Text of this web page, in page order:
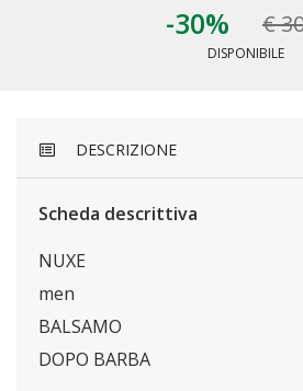
-30% €
DISPONIBILE
DESCRIZIONE
Scheda descrittiva
NUXE
men
BALSAMO
DOPO BARBA